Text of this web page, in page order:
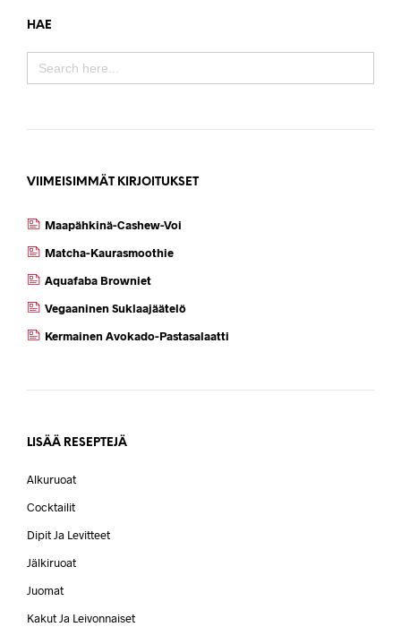
HAE
FOR:
VIIMEISIMMÄT KIRJOITUKSET
Maapähkinä-Cashew-Voi
Matcha-Kaurasmoothie
Aquafaba Browniet
Vegaaninen Suklaajäätelö
Kermainen Avokado-Pastasalaatti
LISÄÄ RESEPTEJÄ
Alkuruoat
Cocktailit
Dipit Ja Levitteet
Jälkiruoat
Juomat
Kakut Ja Leivonnaiset